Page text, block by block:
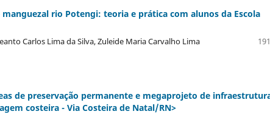
rio Potengi: teoria e prática com alunos da Escola
Carlos Lima da Silva, Zuleide Maria Carvalho Lima
de preservação permanente e megaprojeto de
costeira - Via Costeira de Natal/RN>